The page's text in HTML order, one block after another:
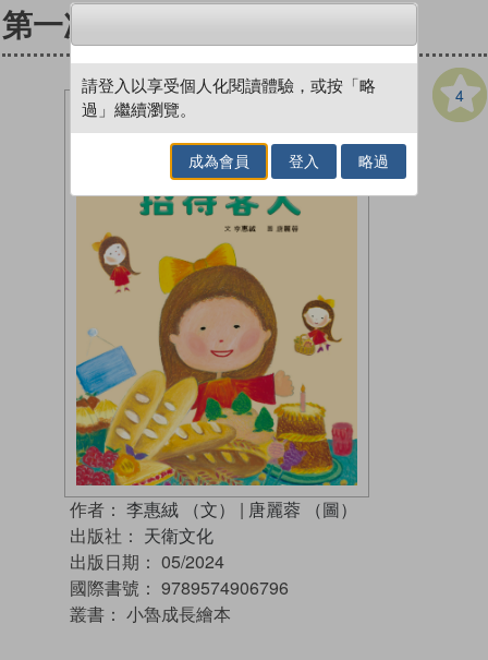
第一次招待客人
4
作者： 李惠絨 （文） | 唐麗蓉 （圖）
出版社： 天衛文化
出版日期： 05/2024
國際書號： 9789574906796
叢書： 小魯成長繪本
請登入以享受個人化閱讀體驗，或按「略
過」繼續瀏覽。
成為會員 登入 略過